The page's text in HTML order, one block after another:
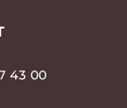
43 00